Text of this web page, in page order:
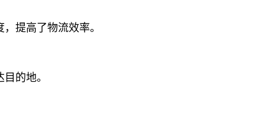
提高了物流效率。
的地。